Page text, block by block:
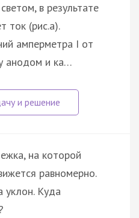
в результате
ток (рис.а).
амперметра I от
анодом и ка…
на которой
равномерно.
уклон. Куда